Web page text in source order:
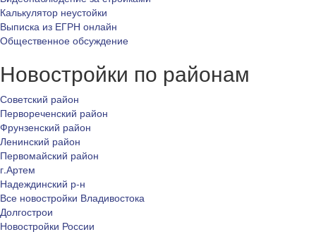
Калькулятор неустойки
Выписка из ЕГРН онлайн
Общественное обсуждение
Новостройки по районам
Советский район
Первореченский район
Фрунзенский район
Ленинский район
Первомайский район
г.Артем
Надеждинский р-н
Все новостройки Владивостока
Долгострои
Новостройки России